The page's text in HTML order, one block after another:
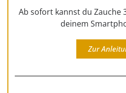
Ab sofort kannst du Zauche
deinem
Zur